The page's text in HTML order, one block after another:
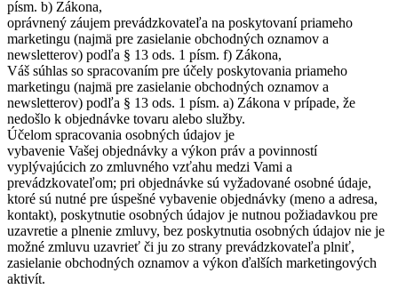
písm. b) Zákona,
oprávnený záujem prevádzkovateľa na poskytovaní priameho
marketingu (najmä pre zasielanie obchodných oznamov a
newsletterov) podľa § 13 ods. 1 písm. f) Zákona,
Váš súhlas so spracovaním pre účely poskytovania priameho
marketingu (najmä pre zasielanie obchodných oznamov a
newsletterov) podľa § 13 ods. 1 písm. a) Zákona v prípade, že
nedošlo k objednávke tovaru alebo služby.
Účelom spracovania osobných údajov je
vybavenie Vašej objednávky a výkon práv a povinností
vyplývajúcich zo zmluvného vzťahu medzi Vami a
prevádzkovateľom; pri objednávke sú vyžadované osobné údaje,
ktoré sú nutné pre úspešné vybavenie objednávky (meno a adresa,
kontakt), poskytnutie osobných údajov je nutnou požiadavkou pre
uzavretie a plnenie zmluvy, bez poskytnutia osobných údajov nie je
možné zmluvu uzavrieť či ju zo strany prevádzkovateľa plniť,
zasielanie obchodných oznamov a výkon ďalších marketingových
aktivít.